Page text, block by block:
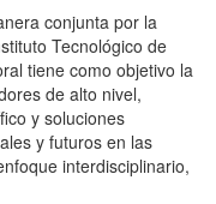
conjunta por la
Tecnológico de
tiene como objetivo la
de alto nivel,
y soluciones
y futuros en las
interdisciplinario,